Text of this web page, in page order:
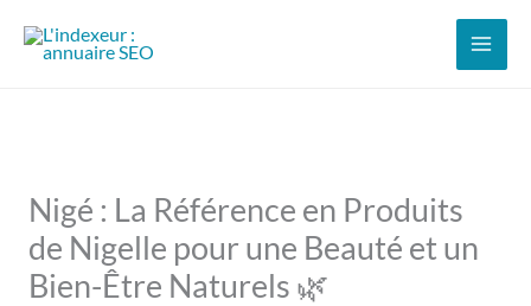
Nigé : La Référence en Produits
de Nigelle pour une Beauté et un
Bien-Être Naturels 🌿